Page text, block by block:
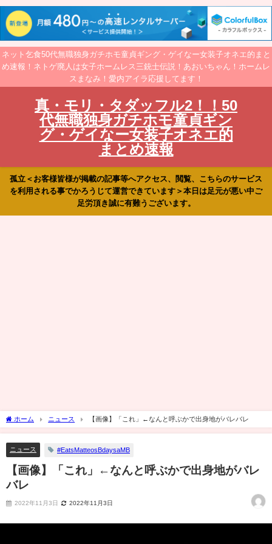
ネット乞食50代無職独身ガチホモ童貞ギング・ゲイなー女装子オネエ的まと
め速報！ネトゲ廃人は女子ホームレス三銃士伝説！あおいちゃん！ホームレ
スまなみ！愛内アイラ応援してます！
真・モリ・タダッフル2！！50
代無職独身ガチホモ童貞ギン
グ・ゲイなー女装子オネエ的
まとめ速報
孤立＜お客様皆様が掲載の記事等へアクセス、閲覧、こちらのサービス
を利用される事でかろうじて運営できています＞本日は足元が悪い中ご
足労頂き誠に有難うございます。
ホーム ニュース 【画像】「これ」←なんと呼ぶかで出身地がバレバレ
ニュース #EatsMatteosBdaysaMB
【画像】「これ」←なんと呼ぶかで出身地がバレ
バレ
2022年11月3日 2022年11月3日